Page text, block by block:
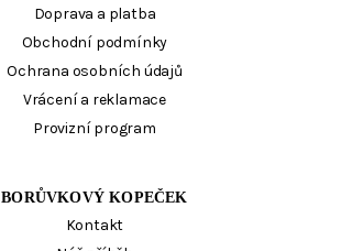
Doprava a platba
Obchodní podmínky
Ochrana osobních údajů
Vrácení a reklamace
Provizní program
BORŮVKOVÝ KOPEČEK
Kontakt